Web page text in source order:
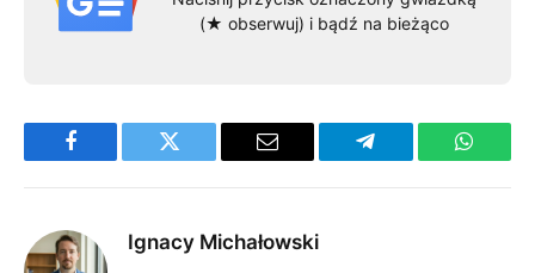
(★ obserwuj) i bądź na bieżąco
Facebook Twitter Email Telegram
Ignacy Michałowski